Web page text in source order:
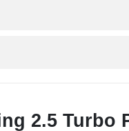
2.5 Turbo